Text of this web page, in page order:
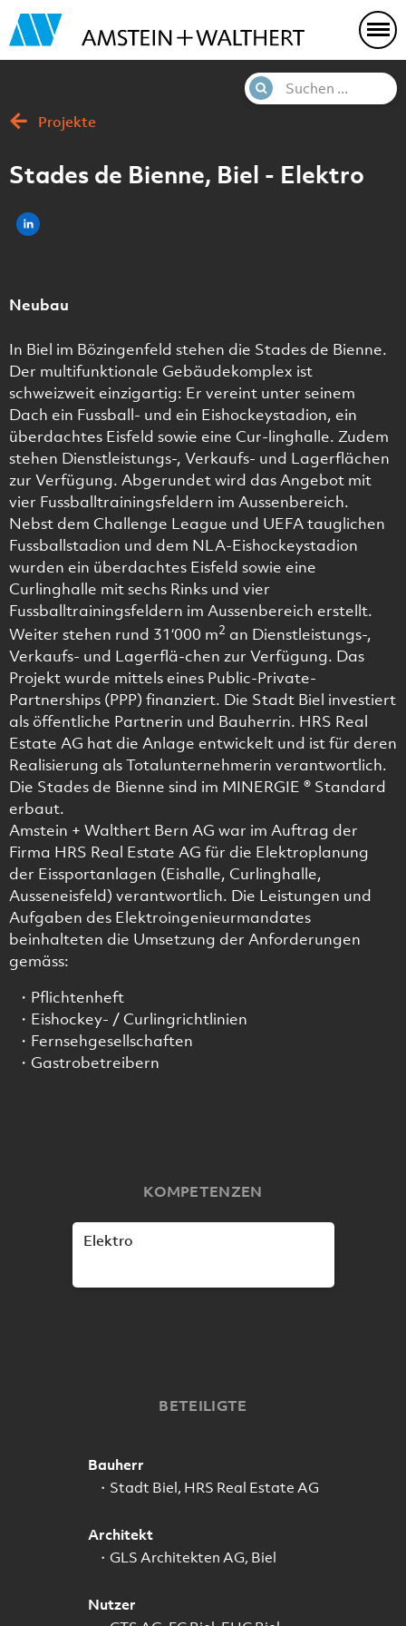
Projekte
Stades de Bienne, Biel - Elektro
Neubau
In Biel im Bözingenfeld stehen die Stades de Bienne.
Der multifunktionale Gebäudekomplex ist
schweizweit einzigartig: Er vereint unter seinem
Dach ein Fussball- und ein Eishockeystadion, ein
überdachtes Eisfeld sowie eine Cur-linghalle. Zudem
stehen Dienstleistungs-, Verkaufs- und Lagerflächen
zur Verfügung. Abgerundet wird das Angebot mit
vier Fussballtrainingsfeldern im Aussenbereich.
Nebst dem Challenge League und UEFA tauglichen
Fussballstadion und dem NLA-Eishockeystadion
wurden ein überdachtes Eisfeld sowie eine
Curlinghalle mit sechs Rinks und vier
Fussballtrainingsfeldern im Aussenbereich erstellt.
Weiter stehen rund 31‘000 m2 an Dienstleistungs-,
Verkaufs- und Lagerflä-chen zur Verfügung. Das
Projekt wurde mittels eines Public-Private-
Partnerships (PPP) finanziert. Die Stadt Biel investiert
als öffentliche Partnerin und Bauherrin. HRS Real
Estate AG hat die Anlage entwickelt und ist für deren
Realisierung als Totalunternehmerin verantwortlich.
Die Stades de Bienne sind im MINERGIE ® Standard
erbaut.
Amstein + Walthert Bern AG war im Auftrag der
Firma HRS Real Estate AG für die Elektroplanung
der Eissportanlagen (Eishalle, Curlinghalle,
Ausseneisfeld) verantwortlich. Die Leistungen und
Aufgaben des Elektroingenieurmandates
beinhalteten die Umsetzung der Anforderungen
gemäss:
Pflichtenheft
Eishockey- / Curlingrichtlinien
Fernsehgesellschaften
Gastrobetreibern
KOMPETENZEN
Elektro
BETEILIGTE
Bauherr
Stadt Biel, HRS Real Estate AG
Architekt
GLS Architekten AG, Biel
Nutzer